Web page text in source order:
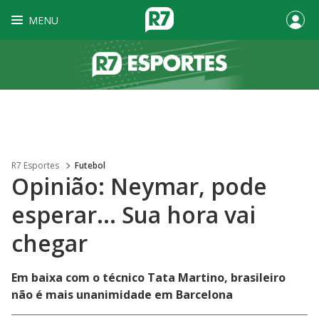
MENU
R7 Esportes Futebol
Opinião: Neymar, pode
esperar... Sua hora vai
chegar
Em baixa com o técnico Tata Martino, brasileiro
não é mais unanimidade em Barcelona